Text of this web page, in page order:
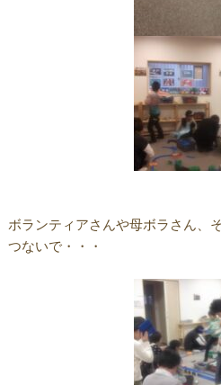
ボランティアさんや母ボラさん、
つないで・・・